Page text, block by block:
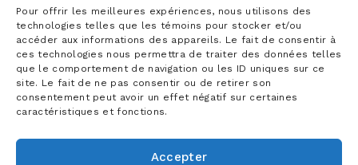
Pour offrir les meilleures expériences, nous utilisons des
technologies telles que les témoins pour stocker et/ou
accéder aux informations des appareils. Le fait de consentir à
ces technologies nous permettra de traiter des données telles
que le comportement de navigation ou les ID uniques sur ce
site. Le fait de ne pas consentir ou de retirer son
consentement peut avoir un effet négatif sur certaines
caractéristiques et fonctions.
Accepter
1 866 833-2114 (sans
frais)
courrier@lemieuxnolet
.ca
Contactez un syndic
Trouver un bureau
Loi sur la faillite et
l’insolvabilité
Politique de
confidentialité
Politique sur la
personnels